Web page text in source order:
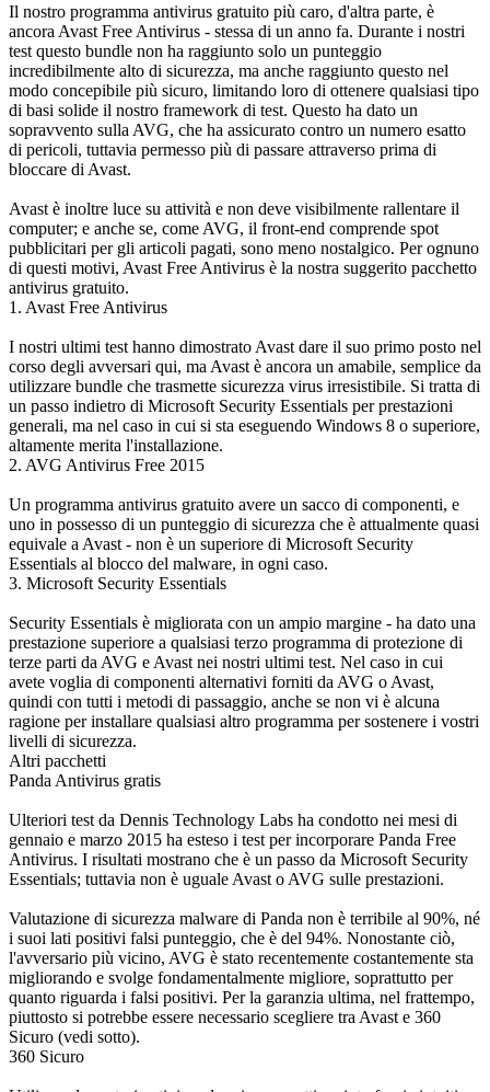
Il nostro programma antivirus gratuito più caro, d'altra parte, è
ancora Avast Free Antivirus - stessa di un anno fa. Durante i nostri
test questo bundle non ha raggiunto solo un punteggio
incredibilmente alto di sicurezza, ma anche raggiunto questo nel
modo concepibile più sicuro, limitando loro di ottenere qualsiasi tipo
di basi solide il nostro framework di test. Questo ha dato un
sopravvento sulla AVG, che ha assicurato contro un numero esatto
di pericoli, tuttavia permesso più di passare attraverso prima di
bloccare di Avast.
Avast è inoltre luce su attività e non deve visibilmente rallentare il
computer; e anche se, come AVG, il front-end comprende spot
pubblicitari per gli articoli pagati, sono meno nostalgico. Per ognuno
di questi motivi, Avast Free Antivirus è la nostra suggerito pacchetto
antivirus gratuito.
1. Avast Free Antivirus
I nostri ultimi test hanno dimostrato Avast dare il suo primo posto nel
corso degli avversari qui, ma Avast è ancora un amabile, semplice da
utilizzare bundle che trasmette sicurezza virus irresistibile. Si tratta di
un passo indietro di Microsoft Security Essentials per prestazioni
generali, ma nel caso in cui si sta eseguendo Windows 8 o superiore,
altamente merita l'installazione.
2. AVG Antivirus Free 2015
Un programma antivirus gratuito avere un sacco di componenti, e
uno in possesso di un punteggio di sicurezza che è attualmente quasi
equivale a Avast - non è un superiore di Microsoft Security
Essentials al blocco del malware, in ogni caso.
3. Microsoft Security Essentials
Security Essentials è migliorata con un ampio margine - ha dato una
prestazione superiore a qualsiasi terzo programma di protezione di
terze parti da AVG e Avast nei nostri ultimi test. Nel caso in cui
avete voglia di componenti alternativi forniti da AVG o Avast,
quindi con tutti i metodi di passaggio, anche se non vi è alcuna
ragione per installare qualsiasi altro programma per sostenere i vostri
livelli di sicurezza.
Altri pacchetti
Panda Antivirus gratis
Ulteriori test da Dennis Technology Labs ha condotto nei mesi di
gennaio e marzo 2015 ha esteso i test per incorporare Panda Free
Antivirus. I risultati mostrano che è un passo da Microsoft Security
Essentials; tuttavia non è uguale Avast o AVG sulle prestazioni.
Valutazione di sicurezza malware di Panda non è terribile al 90%, né
i suoi lati positivi falsi punteggio, che è del 94%. Nonostante ciò,
l'avversario più vicino, AVG è stato recentemente costantemente sta
migliorando e svolge fondamentalmente migliore, soprattutto per
quanto riguarda i falsi positivi. Per la garanzia ultima, nel frattempo,
piuttosto si potrebbe essere necessario scegliere tra Avast e 360 ​​
Sicuro (vedi sotto).
360 Sicuro